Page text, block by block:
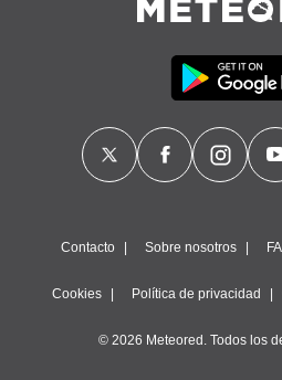
Contacto Sobre nosotros
Cookies Política de privacidad
© 2026 Meteored. Todos los